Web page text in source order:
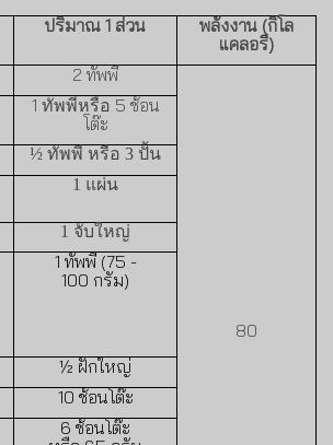
ปริมาณ 1 ส่วน
พลังงาน (กิโล
แคลอรี)
2 ทัพพี
80
1 ทัพพีหรือ 5 ช้อน
โต๊ะ
½ ทัพพี หรือ 3 ปั้น
1 แผ่น
1 จับใหญ่
1 ทัพพี (75 -
100 กรัม)
½ ฝักใหญ่
10 ช้อนโต๊ะ
6 ช้อนโต๊ะ